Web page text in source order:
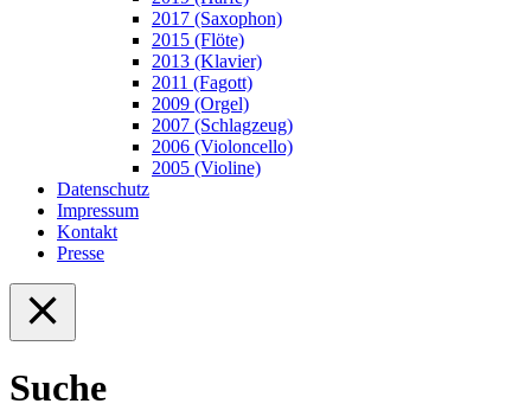
2017 (Saxophon)
2015 (Flöte)
2013 (Klavier)
2011 (Fagott)
2009 (Orgel)
2007 (Schlagzeug)
2006 (Violoncello)
2005 (Violine)
Datenschutz
Impressum
Kontakt
Presse
Suche